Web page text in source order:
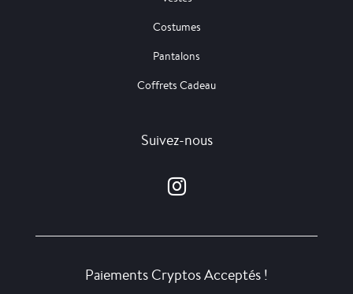
Costumes
Pantalons
Coffrets Cadeau
Suivez-nous
Paiements Cryptos Acceptés !